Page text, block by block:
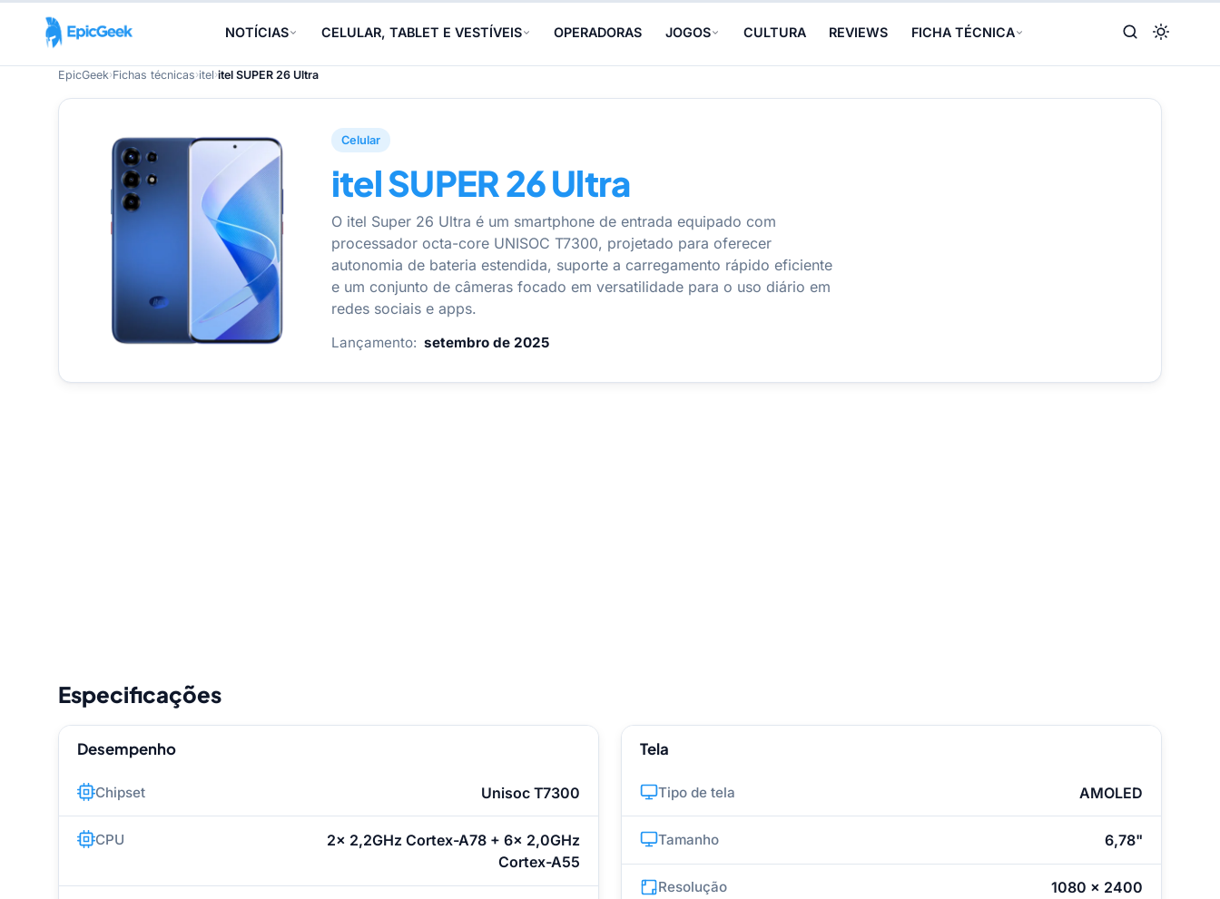
NOTÍCIAS CELULAR, TABLET E VESTÍVEIS OPERADORAS JOGOS CULTURA REVIEWS FICHA TÉCNICA
EpicGeek›Fichas técnicas›itel›itel SUPER 26 Ultra
Celular
itel SUPER 26 Ultra
O itel Super 26 Ultra é um smartphone de entrada equipado com
processador octa-core UNISOC T7300, projetado para oferecer
autonomia de bateria estendida, suporte a carregamento rápido eficiente
e um conjunto de câmeras focado em versatilidade para o uso diário em
redes sociais e apps.
Lançamento: setembro de 2025
Especificações
Desempenho
Chipset Unisoc T7300
CPU
2x 2,2GHz Cortex-A78 + 6x 2,0GHz
Cortex-A55
Tela
Tipo de tela AMOLED
Tamanho 6,78"
Resolução 1080 x 2400